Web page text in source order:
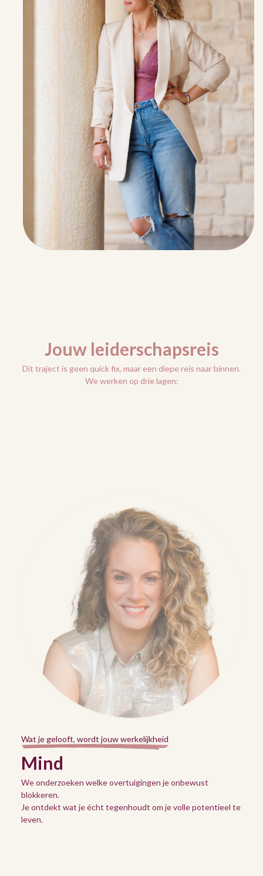
Jouw leiderschapsreis
Dit traject is geen quick fix, maar een diepe reis naar binnen.
We werken op drie lagen:
Wat je gelooft, wordt jouw werkelijkheid
Mind
We onderzoeken welke overtuigingen je onbewust
blokkeren.
Je ontdekt wat je écht tegenhoudt om je volle potentieel te
leven.